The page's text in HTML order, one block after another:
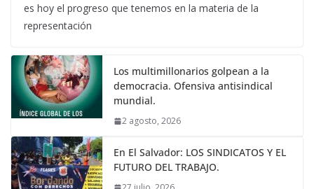
es hoy el progreso que tenemos en la materia de la
representación
Los multimillonarios golpean a la
democracia. Ofensiva antisindical
mundial.
2 agosto, 2026
En El Salvador: LOS SINDICATOS Y EL
FUTURO DEL TRABAJO.